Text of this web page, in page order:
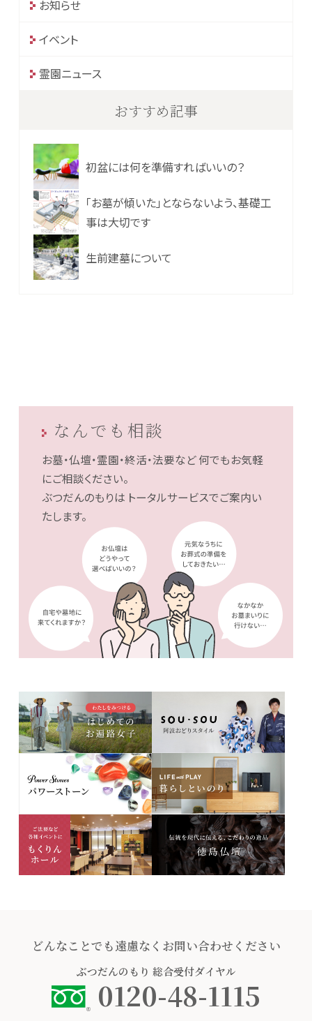
お知らせ
イベント
霊園ニュース
おすすめ記事
初盆には何を準備すればいいの？
「お墓が傾いた」とならないよう、基礎工
事は大切です
生前建墓について
なんでも相談
お墓・仏壇・霊園・終活・法要など何でもお気軽
にご相談ください。
ぶつだんのもりは トータルサービスでご案内い
たします。
どんなことでも遠慮なくお問い合わせください
ぶつだんのもり 総合受付ダイヤル
0120-48-1115